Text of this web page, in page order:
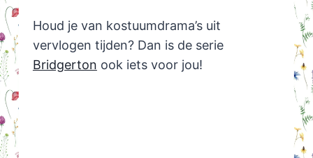
Houd je van kostuumdrama’s uit
vervlogen tijden? Dan is de serie
Bridgerton ook iets voor jou!